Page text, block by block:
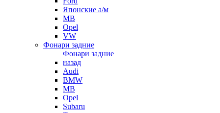
Японские а/м
MB
Opel
VW
Фонари задние
Фонари задние
назад
Audi
BMW
MB
Opel
Subaru